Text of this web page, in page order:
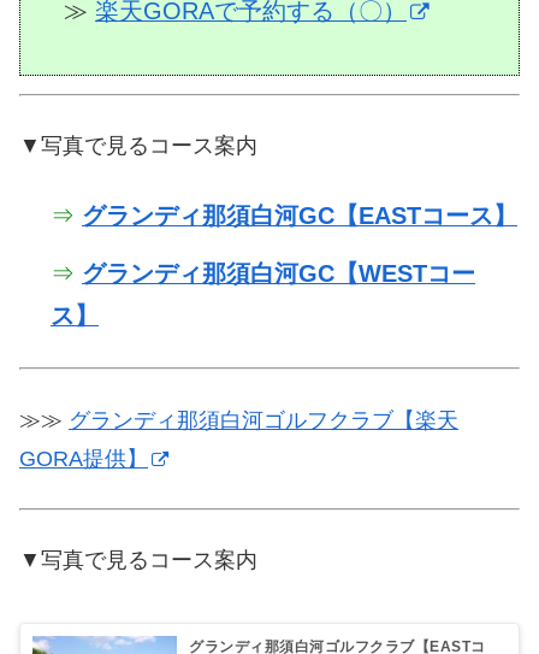
≫ 楽天GORAで予約する（〇）
▼写真で見るコース案内
⇒ グランディ那須白河GC【EASTコース】
⇒ グランディ那須白河GC【WESTコー
ス】
≫≫ グランディ那須白河ゴルフクラブ【楽天
GORA提供】
▼写真で見るコース案内
グランディ那須白河ゴルフクラブ【EASTコ